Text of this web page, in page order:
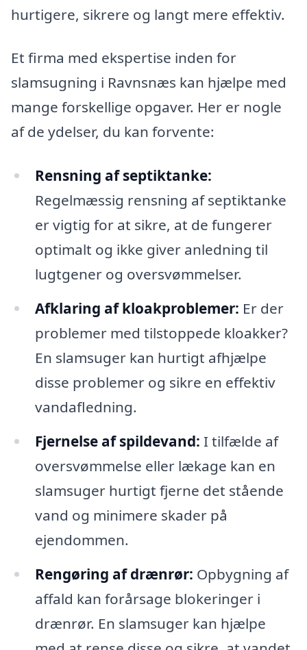
hurtigere, sikrere og langt mere effektiv.
Et firma med ekspertise inden for
slamsugning i Ravnsnæs kan hjælpe med
mange forskellige opgaver. Her er nogle
af de ydelser, du kan forvente:
Rensning af septiktanke:
Regelmæssig rensning af septiktanke
er vigtig for at sikre, at de fungerer
optimalt og ikke giver anledning til
lugtgener og oversvømmelser.
Afklaring af kloakproblemer: Er der
problemer med tilstoppede kloakker?
En slamsuger kan hurtigt afhjælpe
disse problemer og sikre en effektiv
vandafledning.
Fjernelse af spildevand: I tilfælde af
oversvømmelse eller lækage kan en
slamsuger hurtigt fjerne det stående
vand og minimere skader på
ejendommen.
Rengøring af drænrør: Opbygning af
affald kan forårsage blokeringer i
drænrør. En slamsuger kan hjælpe